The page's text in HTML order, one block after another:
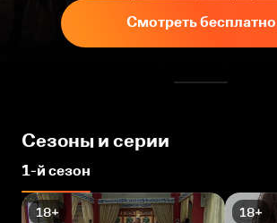
Смотреть бесплатно
Сезоны и серии
1-й сезон
18+ 18+